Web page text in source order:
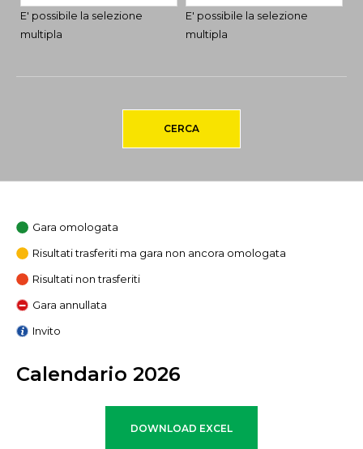
E' possibile la selezione
multipla
E' possibile la selezione
multipla
CERCA
Gara omologata
Risultati trasferiti ma gara non ancora omologata
Risultati non trasferiti
Gara annullata
Invito
Calendario 2026